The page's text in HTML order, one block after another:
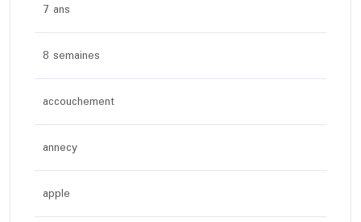
7 ans
8 semaines
accouchement
annecy
apple